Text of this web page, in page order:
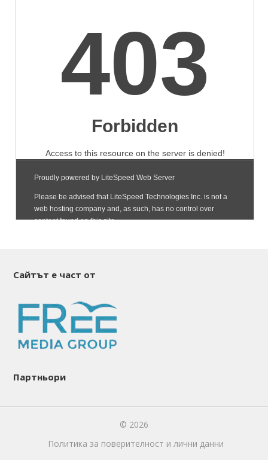
Сайтът е част от
Партньори
© 2026
Политика за поверителност и лични данни